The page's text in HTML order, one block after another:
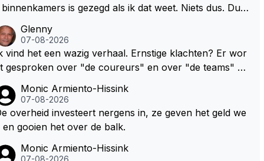
is gezegd als ik dat weet. Niets dus. Dus
zijn dikke duim gezogen. Daarnaast heb ik Max en co
iets anders horen zeggen dan "we hebben een co
tot en met 2028" Ik snap dat RBR een verlenging
stuk makkelijker maar ik snap nog beter dat Max vo
zichzelf geen enkele deur wil dichtgooien, zeker niet
met deze "trut" auto's. Als laatste denk ik dat Max donde
goed weet hoe bij andere teams de hazen lopen en w
hij nu heeft bij Red Bull. Dat het gras niet overal even
Glenny
07-08-2026
vind het een wazig verhaal. Ernstige klachten? Er wor
gesproken over "de coureurs" en over "de teams" zo
standpunten c.q. opvattingen zijn verdeeld. Ik bedoel, h
coureurs, 2, 8 of meer? En hoeveel en welke tea
ernstige klachten. Oh ja, welk
is, is de medewerking van Pirelli. In mijn ogen
Monic Armiento-Hissink
07-08-2026
overheid investeert nergens in, ze geven het geld we
en gooien het over de balk.
Monic Armiento-Hissink
07-08-2026